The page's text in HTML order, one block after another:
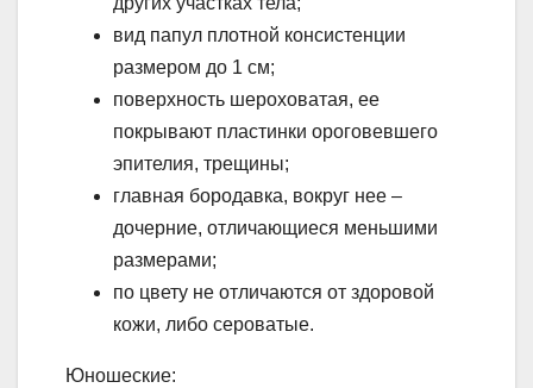
вид папул плотной консистенции
размером до 1 см;
поверхность шероховатая, ее
покрывают пластинки ороговевшего
эпителия, трещины;
главная бородавка, вокруг нее –
дочерние, отличающиеся меньшими
размерами;
по цвету не отличаются от здоровой
кожи, либо сероватые.
Юношеские: